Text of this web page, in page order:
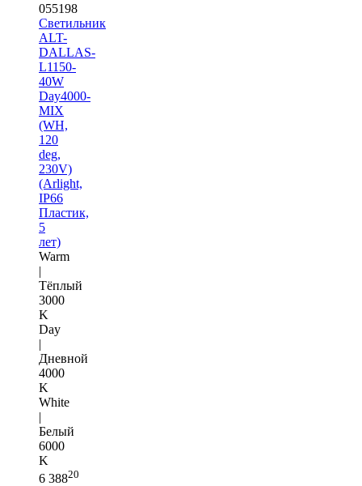
055198
Светильник
ALT-
DALLAS-
L1150-
40W
Day4000-
MIX
(WH,
120
deg,
230V)
(Arlight,
IP66
Пластик,
5
лет)
Warm
|
Тёплый
3000
K
Day
|
Дневной
4000
K
White
|
Белый
6000
K
6 38820